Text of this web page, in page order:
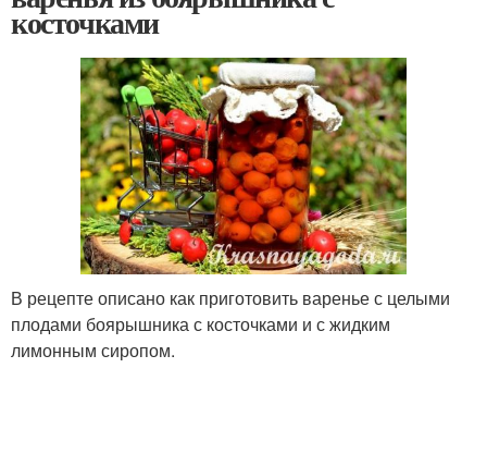
косточками
В рецепте описано как приготовить варенье с целыми
плодами боярышника с косточками и с жидким
лимонным сиропом.